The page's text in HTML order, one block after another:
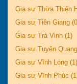
Gia sư Thừa Thiên
Gia sư Tiền Giang
Gia sư Trà Vinh (1)
Gia sư Tuyên
Gia sư Vĩnh Long (1)
Gia sư Vĩnh Phúc